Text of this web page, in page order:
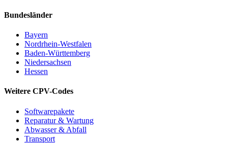
Bundesländer
Bayern
Nordrhein-Westfalen
Baden-Württemberg
Niedersachsen
Hessen
Weitere CPV-Codes
Softwarepakete
Reparatur & Wartung
Abwasser & Abfall
Transport